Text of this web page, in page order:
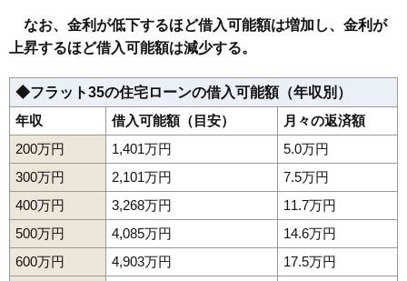
なお、金利が低下するほど借入可能額は増加し、金利が
上昇するほど借入可能額は減少する。
◆フラット35の住宅ローンの借入可能額（年収別）
年収
借入可能額（目安）
月々の返済額
200万円
1,401万円
5.0万円
300万円
2,101万円
7.5万円
400万円
3,268万円
11.7万円
500万円
4,085万円
14.6万円
600万円
4,903万円
17.5万円